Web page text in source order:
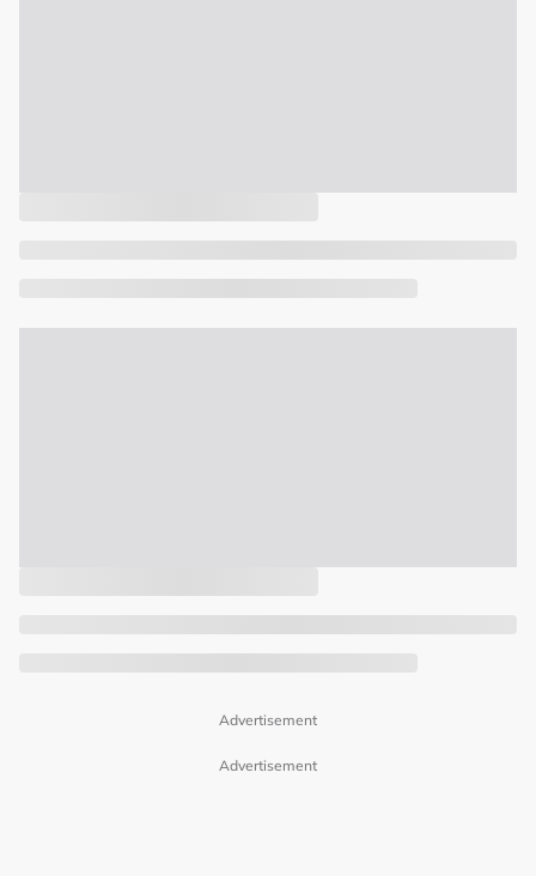
Advertisement
Advertisement